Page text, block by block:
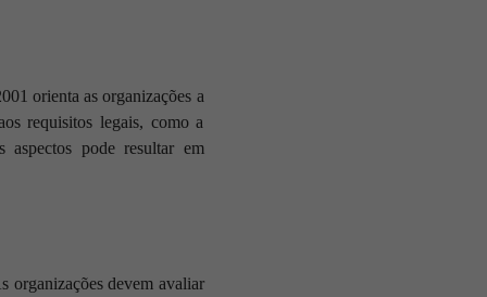
orienta as organizações a
requisitos legais, como a
aspectos pode resultar em
organizações devem avaliar